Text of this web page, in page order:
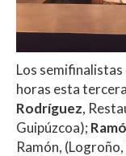
Los
horas esta
Rodríguez,
Guipúzcoa);
Ramón, (Logroño,